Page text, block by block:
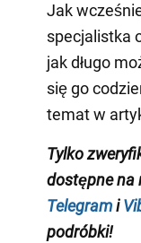
Jak
specjalistka
jak długo
się go
temat w
Tylko
dostępne na
Telegrami
podróbki!